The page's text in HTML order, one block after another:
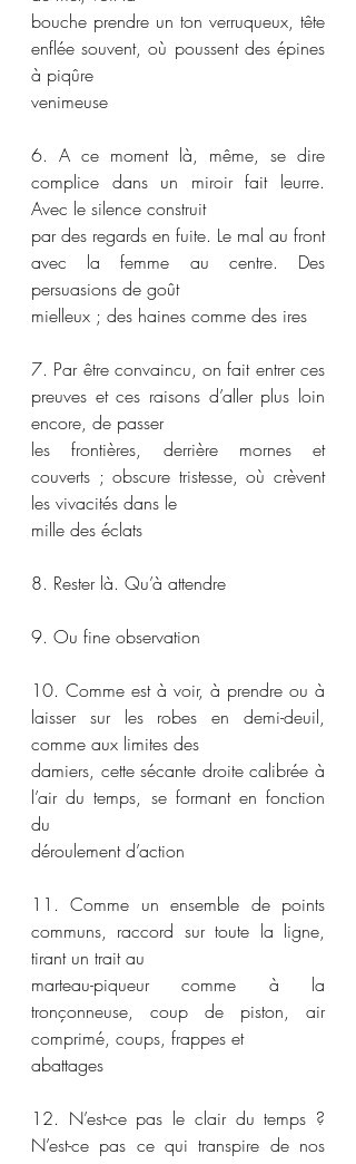
bouche prendre un ton verruqueux, tête
enflée souvent, où poussent des épines
à piqûre
venimeuse
6. A ce moment là, même, se dire
complice dans un miroir fait leurre.
Avec le silence construit
par des regards en fuite. Le mal au front
avec la femme au centre. Des
persuasions de goût
mielleux ; des haines comme des ires
7. Par être convaincu, on fait entrer ces
preuves et ces raisons d’aller plus loin
encore, de passer
les frontières, derrière mornes et
couverts ; obscure tristesse, où crèvent
les vivacités dans le
mille des éclats
8. Rester là. Qu’à attendre
9. Ou fine observation
10. Comme est à voir, à prendre ou à
laisser sur les robes en demi-deuil,
comme aux limites des
damiers, cette sécante droite calibrée à
l’air du temps, se formant en fonction
du
déroulement d’action
11. Comme un ensemble de points
communs, raccord sur toute la ligne,
tirant un trait au
marteau-piqueur comme à la
tronçonneuse, coup de piston, air
comprimé, coups, frappes et
abattages
12. N’est-ce pas le clair du temps ?
N’est-ce pas ce qui transpire de nos